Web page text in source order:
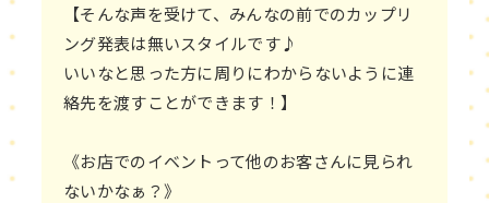
【そんな声を受けて、みんなの前でのカップリ
ング発表は無いスタイルです♪
いいなと思った方に周りにわからないように連
絡先を渡すことができます！】
《お店でのイベントって他のお客さんに見られ
ないかなぁ？》